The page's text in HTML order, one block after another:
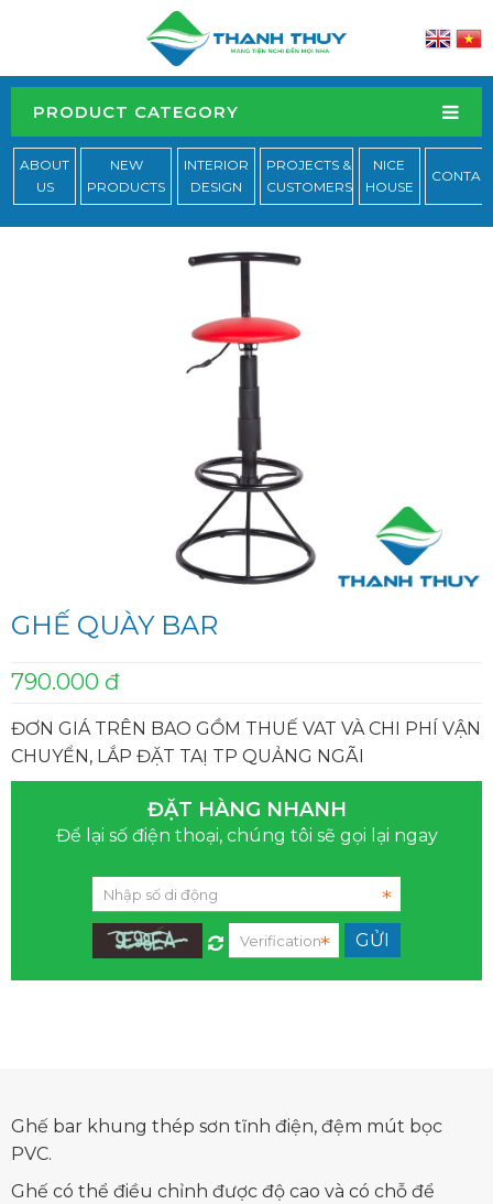
PRODUCT CATEGORY
ABOUT
US
NEW
PRODUCTS
INTERIOR
DESIGN
PROJECTS &
CUSTOMERS
NICE
HOUSE
GHẾ QUÀY BAR
790.000 đ
ĐƠN GIÁ TRÊN BAO GỒM THUẾ VAT VÀ CHI PHÍ VẬN
CHUYỂN, LẮP ĐẶT TAỊ TP QUẢNG NGÃI
ĐẶT HÀNG NHANH
Để lại số điện thoại, chúng tôi sẽ gọi lại ngay
Ghế bar khung thép sơn tĩnh điện, đệm mút bọc
PVC.
Ghế có thể điều chỉnh được độ cao và có chỗ để